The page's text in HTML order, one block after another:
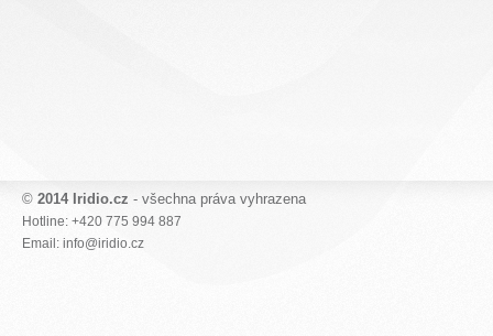
© 2014 Iridio.cz - všechna práva vyhrazena
Hotline: +420 775 994 887
Email: info@iridio.cz